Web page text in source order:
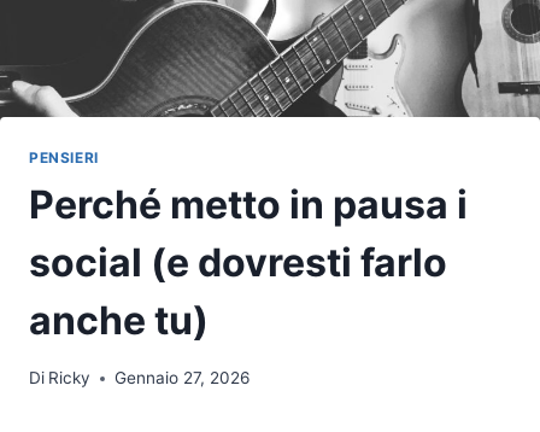
PENSIERI
Perché metto in pausa i
social (e dovresti farlo
anche tu)
Di Ricky Gennaio 27, 2026